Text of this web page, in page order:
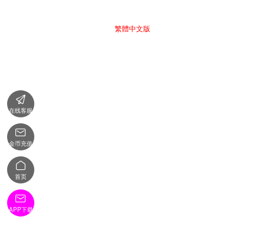
繁體中文版

在线客服

金币充值

首页

APP下载